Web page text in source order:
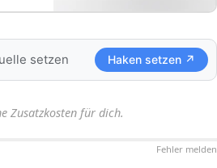
setzen Haken setzen ↗
Zusatzkosten für dich.
Fehler melden